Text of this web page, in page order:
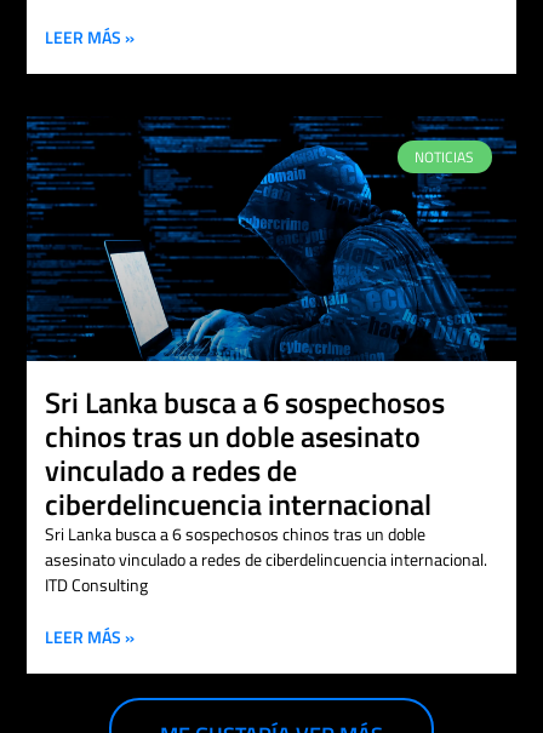
LEER MÁS »
NOTICIAS
Sri Lanka busca a 6 sospechosos
chinos tras un doble asesinato
vinculado a redes de
ciberdelincuencia internacional
Sri Lanka busca a 6 sospechosos chinos tras un doble
asesinato vinculado a redes de ciberdelincuencia internacional.
ITD Consulting
LEER MÁS »